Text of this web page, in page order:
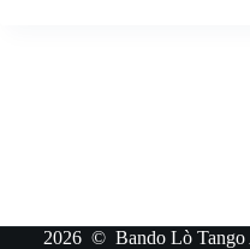
2026 © Bando Lò Tango